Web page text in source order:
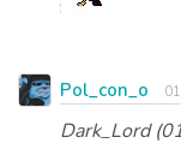
Pol_con_o
Dark_Lord